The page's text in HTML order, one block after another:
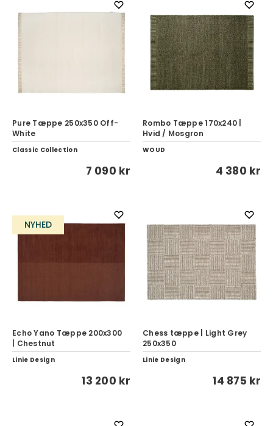
Pure Tæppe 250x350 Off-
White
Classic Collection
7 090 kr
Rombo Tæppe 170x240 |
Hvid / Mosgron
WOUD
4 380 kr
NYHED
Echo Yano Tæppe 200x300
| Chestnut
Linie Design
13 200 kr
Chess tæppe | Light Grey
250x350
Linie Design
14 875 kr